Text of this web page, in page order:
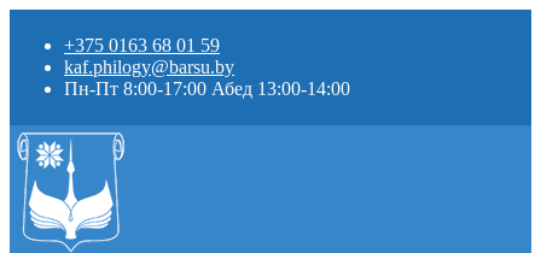
+375 0163 68 01 59
kaf.philogy@barsu.by
Пн-Пт 8:00-17:00 Абед 13:00-14:00